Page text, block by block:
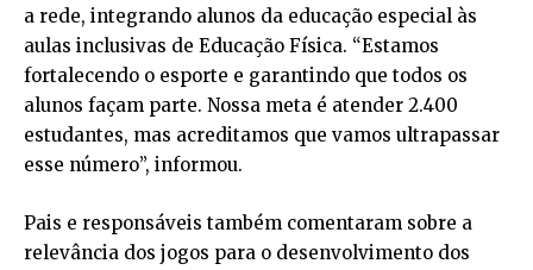
a rede, integrando alunos da educação especial às
aulas inclusivas de Educação Física. “Estamos
fortalecendo o esporte e garantindo que todos os
alunos façam parte. Nossa meta é atender 2.400
estudantes, mas acreditamos que vamos ultrapassar
esse número”, informou.
Pais e responsáveis também comentaram sobre a
relevância dos jogos para o desenvolvimento dos